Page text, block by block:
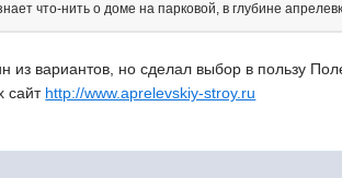
что-нить о доме на парковой, в глубине
из вариантов, но сделал выбор в пользу
сайт http://www.aprelevskiy-stroy.ru